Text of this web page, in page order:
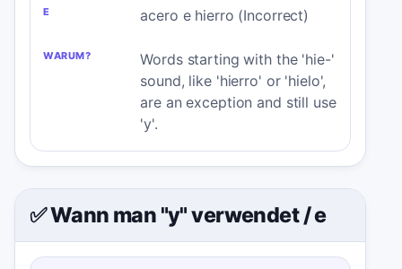
acero e hierro (Incorrect)
Words starting with the 'hie-'
sound, like 'hierro' or 'hielo',
are an exception and still use
'y'.
✅ Wann man "y" verwendet/e